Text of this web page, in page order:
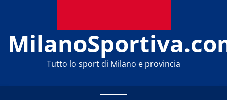
Tutto lo sport di Milano e provincia